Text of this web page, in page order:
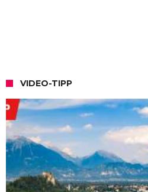
VIDEO-TIPP